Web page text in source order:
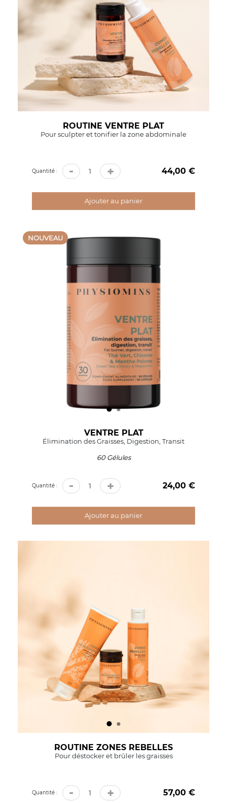
ROUTINE VENTRE PLAT
Pour sculpter et tonifier la zone abdominale
Quantité : - + Prix
44,00 €
Ajouter au panier
NOUVEAU
VENTRE PLAT
Élimination des Graisses, Digestion, Transit
60 Gélules
Quantité : - + Prix
24,00 €
Ajouter au panier
ROUTINE ZONES REBELLES
Pour déstocker et brûler les graisses
Quantité : - + Prix
57,00 €